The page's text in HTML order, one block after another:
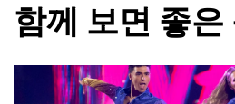
함께 보면 좋은